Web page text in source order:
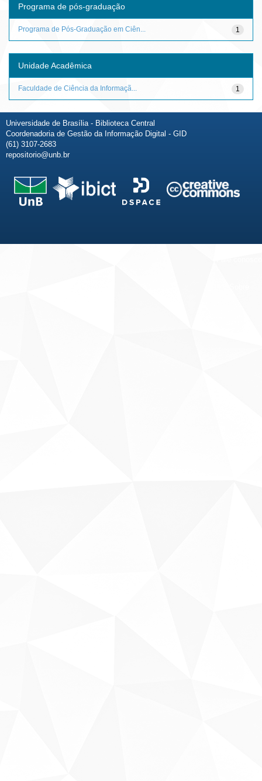
Programa de pós-graduação
1
Programa de Pós-Graduação em Ciên...
Unidade Acadêmica
1
Faculdade de Ciência da Informaçã...
Universidade de Brasília - Biblioteca Central
Coordenadoria de Gestão da Informação Digital - GID
(61) 3107-2683
repositorio@unb.br